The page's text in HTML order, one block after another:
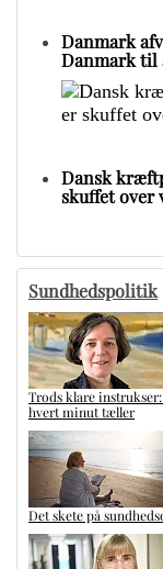
Danmark
Danmark til
Dansk
skuffet over
Sundhedspolitik
Trods klare
hvert minut tæller
Det skete på